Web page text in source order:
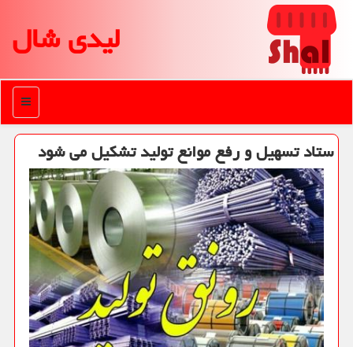
لیدی شال
منو
ستاد تسهیل و رفع موانع تولید تشكیل می شود